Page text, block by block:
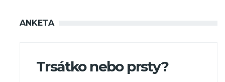
ANKETA
Trsátko nebo prsty?